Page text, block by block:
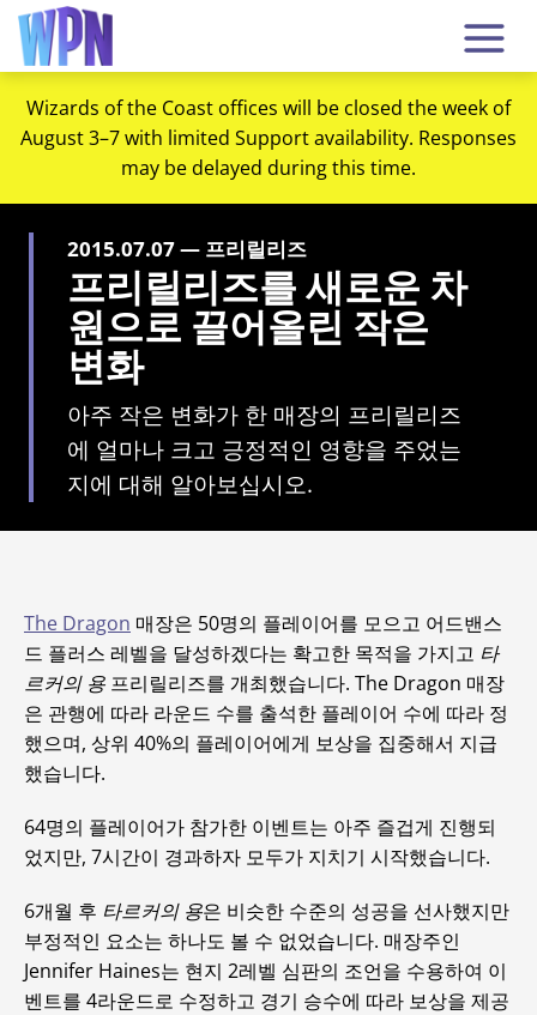
Wizards of the Coast offices will be closed the week of
August 3–7 with limited Support availability. Responses
may be delayed during this time.
2015.07.07 — 프리릴리즈
프리릴리즈를 새로운 차
원으로 끌어올린 작은
변화
아주 작은 변화가 한 매장의 프리릴리즈
에 얼마나 크고 긍정적인 영향을 주었는
지에 대해 알아보십시오.
The Dragon 매장은 50명의 플레이어를 모으고 어드밴스
드 플러스 레벨을 달성하겠다는 확고한 목적을 가지고 타
르커의 용 프리릴리즈를 개최했습니다. The Dragon 매장
은 관행에 따라 라운드 수를 출석한 플레이어 수에 따라 정
했으며, 상위 40%의 플레이어에게 보상을 집중해서 지급
했습니다.
64명의 플레이어가 참가한 이벤트는 아주 즐겁게 진행되
었지만, 7시간이 경과하자 모두가 지치기 시작했습니다.
6개월 후 타르커의 용은 비슷한 수준의 성공을 선사했지만
부정적인 요소는 하나도 볼 수 없었습니다. 매장주인
Jennifer Haines는 현지 2레벨 심판의 조언을 수용하여 이
벤트를 4라운드로 수정하고 경기 승수에 따라 보상을 제공